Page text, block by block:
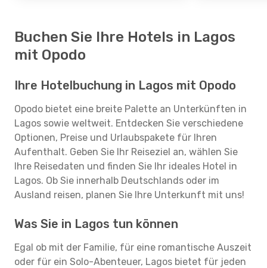
Buchen Sie Ihre Hotels in Lagos
mit Opodo
Ihre Hotelbuchung in Lagos mit Opodo
Opodo bietet eine breite Palette an Unterkünften in
Lagos sowie weltweit. Entdecken Sie verschiedene
Optionen, Preise und Urlaubspakete für Ihren
Aufenthalt. Geben Sie Ihr Reiseziel an, wählen Sie
Ihre Reisedaten und finden Sie Ihr ideales Hotel in
Lagos. Ob Sie innerhalb Deutschlands oder im
Ausland reisen, planen Sie Ihre Unterkunft mit uns!
Was Sie in Lagos tun können
Egal ob mit der Familie, für eine romantische Auszeit
oder für ein Solo-Abenteuer, Lagos bietet für jeden